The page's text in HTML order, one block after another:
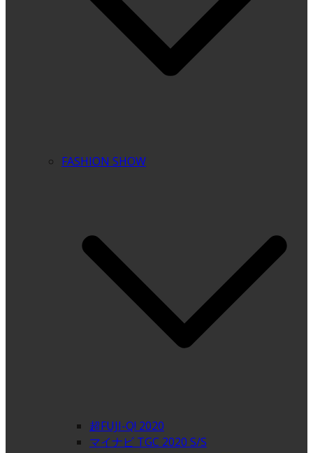
FASHION SHOW
超FUJI-Q! 2020
マイナビ TGC 2020 S/S